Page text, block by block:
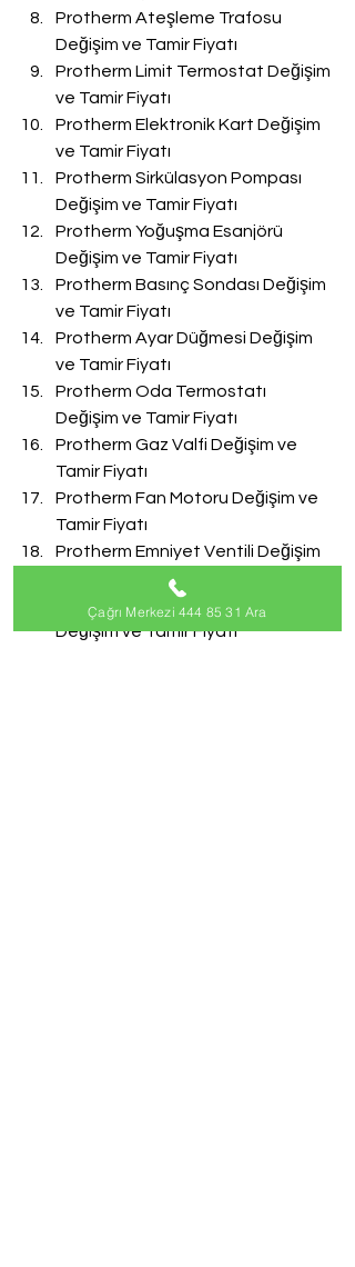
Protherm Ateşleme Trafosu
Değişim ve Tamir Fiyatı
Protherm Limit Termostat Değişim
ve Tamir Fiyatı
Protherm Elektronik Kart Değişim
ve Tamir Fiyatı
Protherm Sirkülasyon Pompası
Değişim ve Tamir Fiyatı
Protherm Yoğuşma Esanjörü
Değişim ve Tamir Fiyatı
Protherm Basınç Sondası Değişim
ve Tamir Fiyatı
Protherm Ayar Düğmesi Değişim
ve Tamir Fiyatı
Protherm Oda Termostatı
Değişim ve Tamir Fiyatı
Protherm Gaz Valfi Değişim ve
Tamir Fiyatı
Protherm Fan Motoru Değişim ve
Tamir Fiyatı
Protherm Emniyet Ventili Değişim
ve Tamir Fiyatı
Protherm Doldurma Musluğu
Değişim ve Tamir Fiyatı
Çağrı Merkezi 444 85 31 Ara